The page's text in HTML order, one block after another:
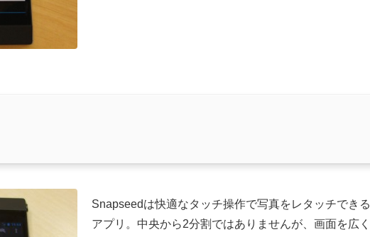
Snapseedは快適なタッチ操作で写真をレタッチできる
アプリ。中央から2分割ではありませんが、画面を広く